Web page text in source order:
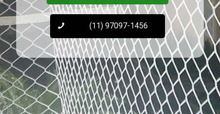
(11) 97097-1456